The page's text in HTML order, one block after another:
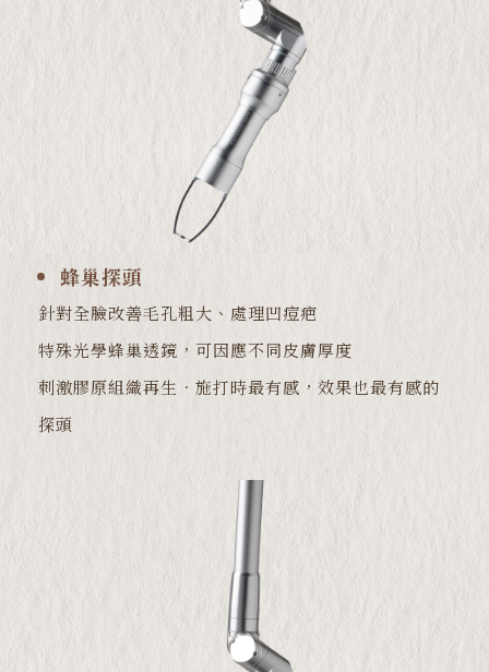
蜂巢探頭
針對全臉改善毛孔粗大、處理凹痘疤
特殊光學蜂巢透鏡，可因應不同皮膚厚度
刺激膠原組織再生．施打時最有感，效果也最有感的
探頭